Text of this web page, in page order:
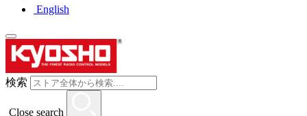
English
検索
Close search